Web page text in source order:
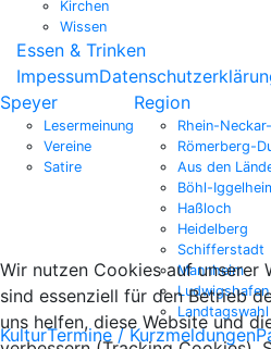
Kirchen
Wissen
Essen & Trinken
Impessum
Speyer
Lesermeinung
Vereine
Satire
Region
Rhein-
Römerberg-
Aus den
Böhl-
Haßloch
Heidelberg
Schifferstadt
Mannheim
Ludwigshafen
KulturTermine / Kurzmeldungen
Wir nutzen Cookies auf unserer
sind essenziell für den Betrieb
uns helfen, diese Website und